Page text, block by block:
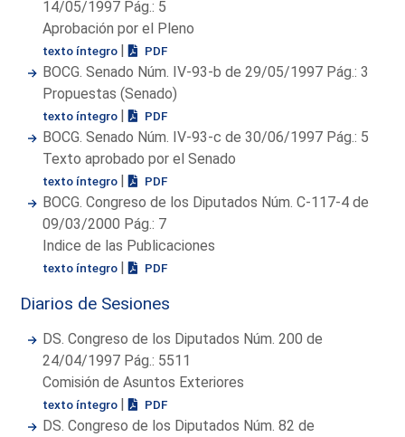
14/05/1997 Pág.: 5
Aprobación por el Pleno
texto íntegro | PDF
BOCG. Senado Núm. IV-93-b de 29/05/1997 Pág.: 3
Propuestas (Senado)
texto íntegro | PDF
BOCG. Senado Núm. IV-93-c de 30/06/1997 Pág.: 5
Texto aprobado por el Senado
texto íntegro | PDF
BOCG. Congreso de los Diputados Núm. C-117-4 de
09/03/2000 Pág.: 7
Indice de las Publicaciones
texto íntegro | PDF
Diarios de Sesiones
DS. Congreso de los Diputados Núm. 200 de
24/04/1997 Pág.: 5511
Comisión de Asuntos Exteriores
texto íntegro | PDF
DS. Congreso de los Diputados Núm. 82 de